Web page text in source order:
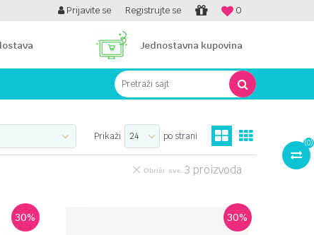
PLATI UNICREDIT KARTICOM NA RATE! 0
Prijavite se Registrujte se
Jednostavna kupovina
Pretraži sajt
(0)
Prikaži po strani
3 proizvoda
Obriši sve
30% 30%